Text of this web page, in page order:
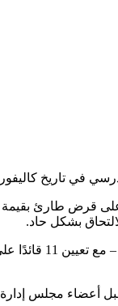
في تاريخ
بشكل حاد.